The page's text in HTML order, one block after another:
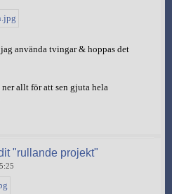
använda tvingar & hoppas det
ner allt för att sen gjuta hela
"rullande projekt"